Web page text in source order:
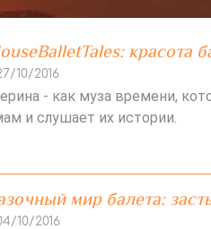
красота
10/2016
- как муза времени,
и слушает их истории.
мир балета:
10/2016